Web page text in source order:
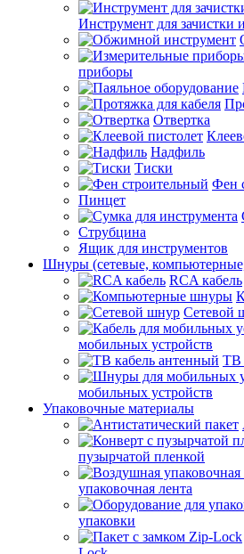
Инструмент для зачистки
приборы
Отвертка
Надфиль
Тиски
Фен
Пинцет
Струбцина
Ящик для инструментов
Шнуры (сетевые,
RCA кабель
Сетевой
мобильных устройств
ТВ
мобильных устройств
Упаковочные материалы
пузырчатой пленкой
упаковочная лента
упаковки